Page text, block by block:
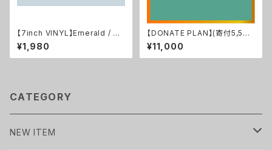
【7inch VINYL】Emerald / ゆ
らめき IN THE AIR ・黎明 x フ
ルコトブミ
¥1,980
【DONATE PLAN】(寄付5,500
円) Emerald OFFICIAL LIVE
MOVIE 2022.1 TEN at SHIB
UYA WWWX (Data)
¥11,000
CATEGORY
NEW ITEM